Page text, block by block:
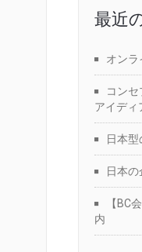
最近
オンラ
コン
アイディ
日本
日本
【BC
内